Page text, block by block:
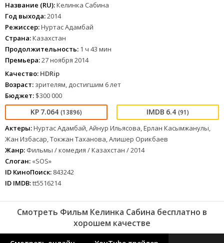
Название (RU):Келинка Сабина
Год выхода:2014
Режиссер:Нуртас Адамбай
Страна:Казахстан
Продолжительность: 1 ч 43 мин
Премьера:27 ноября 2014
Качество: HDRip
Возраст: зрителям, достигшим 6 лет
Бюджет: $300 000
7.064 (13896) 6.4 (91)
Актеры:Нуртас Адамбай, Айнур Ильясова, Ерлан Касымжанулы,
Жан Избасар, Токжан Таханова, Алишер Орикбаев
Жанр: Фильмы / комедия / Казахстан / 2014
Слоган: «SOS»
ID КиноПоиск: 843242
ID IMDB:tt5516214
Смотреть Фильм Келинка Сабина бесплатно в
хорошем качестве